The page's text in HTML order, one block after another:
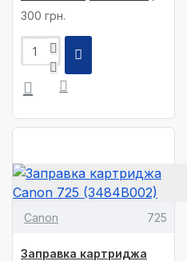
300 грн.
Canon 725
Заправка картриджа